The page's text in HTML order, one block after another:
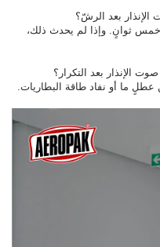
ثوانٍ. وإذا لم يحدث ذلك،
ما أو نفاد طاقة البطاريات.